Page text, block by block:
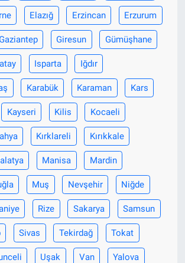
Elazığ Erzincan Erzurum
Giresun Gümüşhane
Isparta Iğdır
Karabük Karaman Kars
Kayseri Kilis Kocaeli
Kırklareli Kırıkkale
Manisa Mardin
Muş Nevşehir Niğde
Rize Sakarya Samsun
Sivas Tekirdağ Tokat
Uşak Van Yalova